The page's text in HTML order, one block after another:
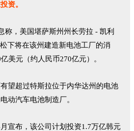
资。
称，美国堪萨斯州州长劳拉 - 凯利
下将在该州建造新电池工厂的消
美元（约人民币270亿元）。
望超过特斯拉位于内华达州的电池
动汽车电池制造厂。
宣布，该公司计划投资1.7万亿韩元